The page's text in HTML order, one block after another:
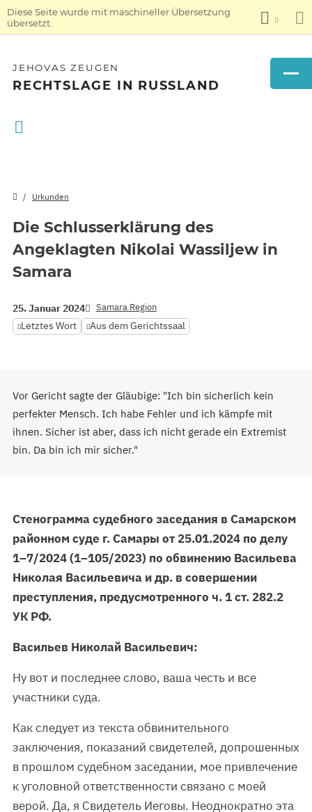
Diese Seite wurde mit maschineller Übersetzung
übersetzt.
JEHOVAS ZEUGEN
RECHTSLAGE IN RUSSLAND
Urkunden
Die Schlusserklärung des
Angeklagten Nikolai Wassiljew in
Samara
25. Januar 2024 Samara Region
Letztes Wort Aus dem Gerichtssaal
Vor Gericht sagte der Gläubige: "Ich bin sicherlich kein
perfekter Mensch. Ich habe Fehler und ich kämpfe mit
ihnen. Sicher ist aber, dass ich nicht gerade ein Extremist
bin. Da bin ich mir sicher."
Стенограмма судебного заседания в Самарском
районном суде г. Самары от 25.01.2024 по делу
1–7/2024 (1–105/2023) по обвинению Васильева
Николая Васильевича и др. в совершении
преступления, предусмотренного ч. 1 ст. 282.2
УК РФ.
Васильев Николай Васильевич:
Ну вот и последнее слово, ваша честь и все
участники суда.
Как следует из текста обвинительного
заключения, показаний свидетелей, допрошенных
в прошлом судебном заседании, мое привлечение
к уголовной ответственности связано с моей
верой. Да, я Свидетель Иеговы. Неоднократно эта